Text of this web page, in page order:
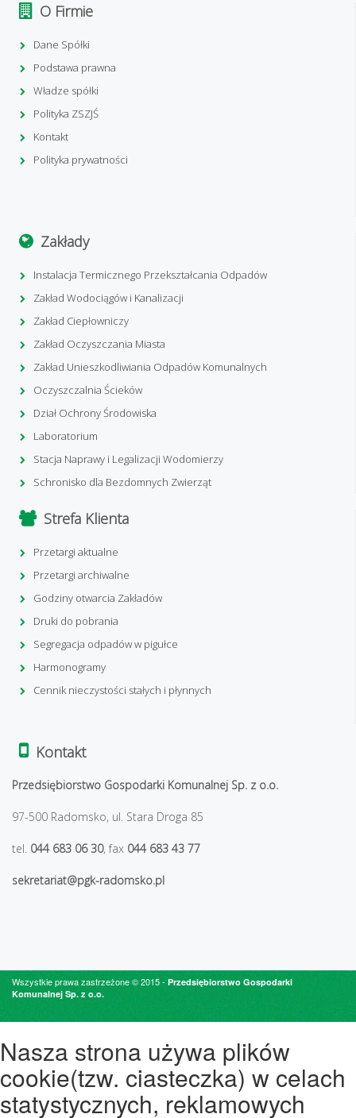
O Firmie
Dane Spółki
Podstawa prawna
Władze spółki
Polityka ZSZJŚ
Kontakt
Polityka prywatności
Zakłady
Instalacja Termicznego Przekształcania Odpadów
Zakład Wodociągów i Kanalizacji
Zakład Ciepłowniczy
Zakład Oczyszczania Miasta
Zakład Unieszkodliwiania Odpadów Komunalnych
Oczyszczalnia Ścieków
Dział Ochrony Środowiska
Laboratorium
Stacja Naprawy i Legalizacji Wodomierzy
Schronisko dla Bezdomnych Zwierząt
Strefa Klienta
Przetargi aktualne
Przetargi archiwalne
Godziny otwarcia Zakładów
Druki do pobrania
Segregacja odpadów w pigułce
Harmonogramy
Cennik nieczystości stałych i płynnych
Kontakt
Przedsiębiorstwo Gospodarki Komunalnej Sp. z o.o.
97-500 Radomsko, ul. Stara Droga 85
tel. 044 683 06 30, fax 044 683 43 77
sekretariat@pgk-radomsko.pl
Wszystkie prawa zastrzeżone © 2015 - Przedsiębiorstwo Gospodarki
Komunalnej Sp. z o.o.
Nasza strona używa plików
cookie(tzw. ciasteczka) w celach
statystycznych, reklamowych